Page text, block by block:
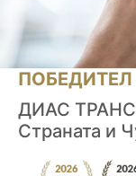
ДИАС ТРАНС
Страната и